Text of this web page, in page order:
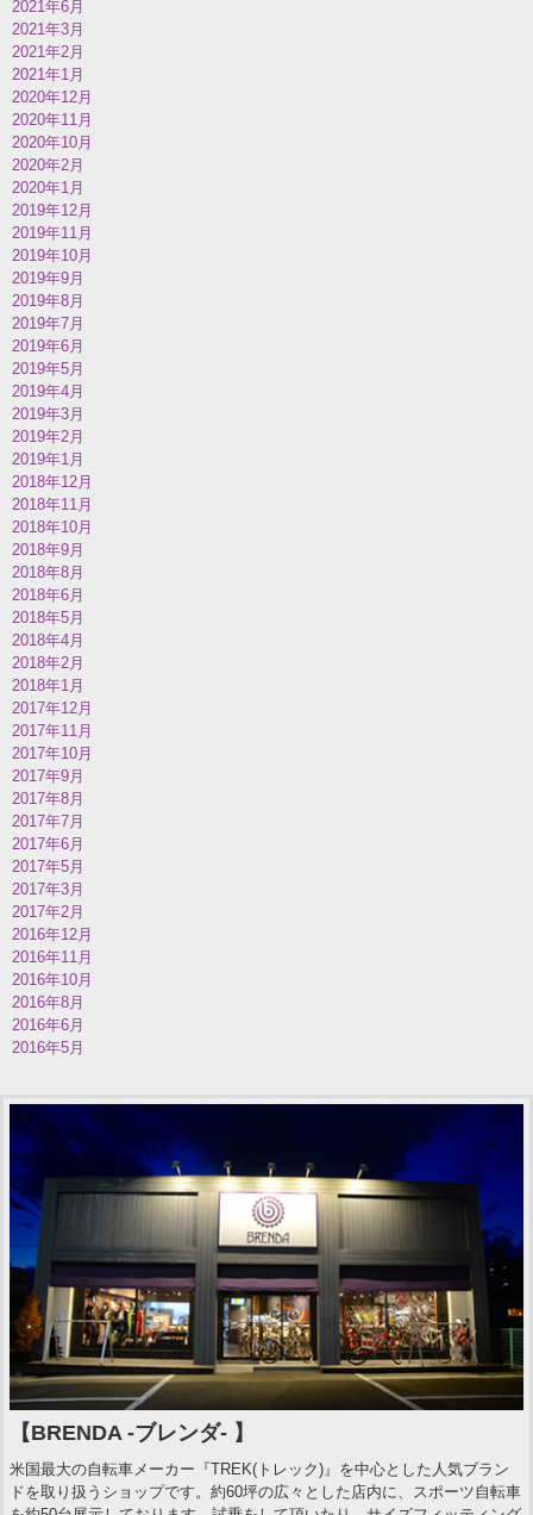
2021年6月
2021年3月
2021年2月
2021年1月
2020年12月
2020年11月
2020年10月
2020年2月
2020年1月
2019年12月
2019年11月
2019年10月
2019年9月
2019年8月
2019年7月
2019年6月
2019年5月
2019年4月
2019年3月
2019年2月
2019年1月
2018年12月
2018年11月
2018年10月
2018年9月
2018年8月
2018年6月
2018年5月
2018年4月
2018年2月
2018年1月
2017年12月
2017年11月
2017年10月
2017年9月
2017年8月
2017年7月
2017年6月
2017年5月
2017年3月
2017年2月
2016年12月
2016年11月
2016年10月
2016年8月
2016年6月
2016年5月
【BRENDA -ブレンダ- 】
米国最大の自転車メーカー『TREK(トレック)』を中心とした人気ブラン
ドを取り扱うショップです。約60坪の広々とした店内に、スポーツ自転車